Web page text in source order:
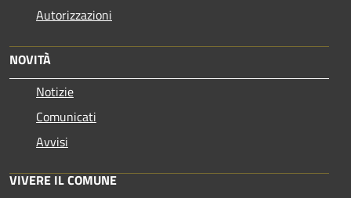
Autorizzazioni
NOVITÀ
Notizie
Comunicati
Avvisi
VIVERE IL COMUNE